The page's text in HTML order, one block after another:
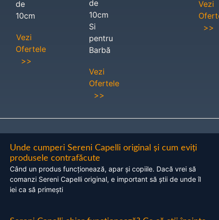
de
10cm
Vezi
Ofertele
>>
de
10cm
Si
pentru
Barbă
Vezi
Ofertele
>>
Vezi
>>
Unde cumperi Sereni Capelli original și cum eviți
produsele contrafăcute
Când un produs funcționează, apar și copiile. Dacă vrei să
comanzi Sereni Capelli original, e important să știi de unde îl
iei ca să primești